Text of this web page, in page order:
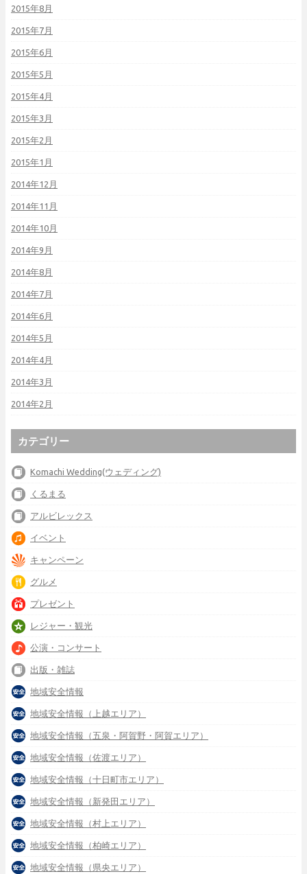
2015年8月
2015年7月
2015年6月
2015年5月
2015年4月
2015年3月
2015年2月
2015年1月
2014年12月
2014年11月
2014年10月
2014年9月
2014年8月
2014年7月
2014年6月
2014年5月
2014年4月
2014年3月
2014年2月
カテゴリー
Komachi Wedding(ウェディング)
くるまる
アルビレックス
イベント
キャンペーン
グルメ
プレゼント
レジャー・観光
公演・コンサート
出版・雑誌
地域安全情報
地域安全情報（上越エリア）
地域安全情報（五泉・阿賀野・阿賀エリア）
地域安全情報（佐渡エリア）
地域安全情報（十日町市エリア）
地域安全情報（新発田エリア）
地域安全情報（村上エリア）
地域安全情報（柏崎エリア）
地域安全情報（県央エリア）